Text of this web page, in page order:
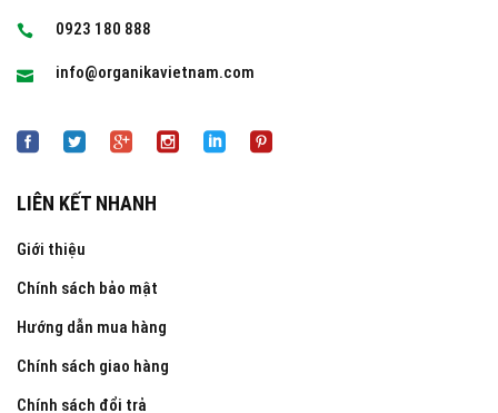
0923 180 888
info@organikavietnam.com
LIÊN KẾT NHANH
Giới thiệu
Chính sách bảo mật
Hướng dẫn mua hàng
Chính sách giao hàng
Chính sách đổi trả